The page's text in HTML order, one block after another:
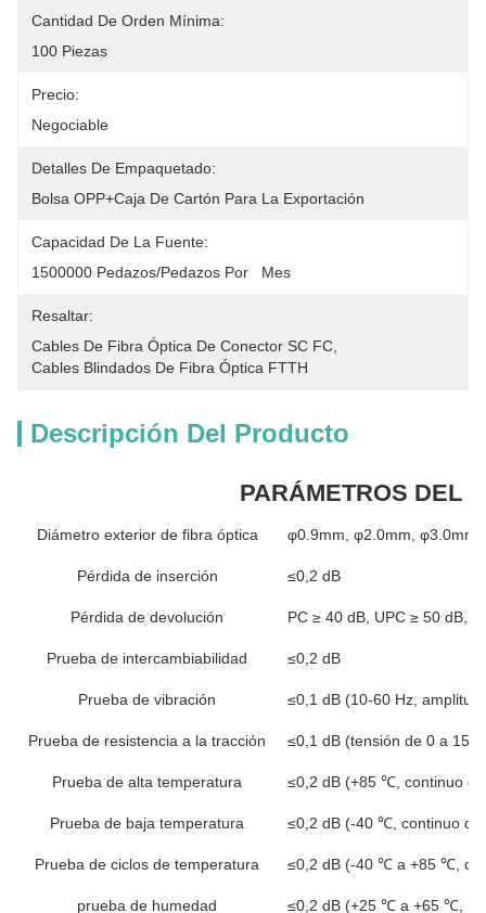
Cantidad De Orden Mínima:
100 Piezas
Precio:
Negociable
Detalles De Empaquetado:
Bolsa OPP+Caja De Cartón Para La Exportación
Capacidad De La Fuente:
1500000 Pedazos/pedazos Por   Mes
Resaltar:
Cables De Fibra Óptica De Conector SC FC
Cables Blindados De Fibra Óptica FTTH
Descripción Del Producto
PARÁMETROS DEL
Diámetro exterior de fibra óptica φ0.9mm, φ2.0mm, φ3.0mm
Pérdida de inserción ≤0,2 dB
Pérdida de devolución PC ≥ 40 dB, UPC ≥ 50 dB,
Prueba de intercambiabilidad ≤0,2 dB
Prueba de vibración ≤0,1 dB (10-60 Hz, amplitud
Prueba de resistencia a la tracción ≤0,1 dB (tensión de 0 a 15
Prueba de alta temperatura ≤0,2 dB (+85 ℃, continuo
Prueba de baja temperatura ≤0,2 dB (-40 ℃, continuo
Prueba de ciclos de temperatura ≤0,2 dB (-40 ℃ a +85 ℃,
prueba de humedad ≤0,2 dB (+25 ℃ a +65 ℃,